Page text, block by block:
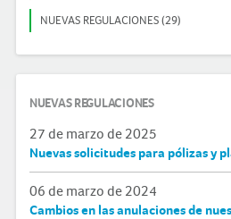
NUEVAS REGULACIONES (29)
NUEVAS REGULACIONES
27 de marzo de 2025
Nuevas solicitudes para pólizas y
06 de marzo de 2024
Cambios en las anulaciones de